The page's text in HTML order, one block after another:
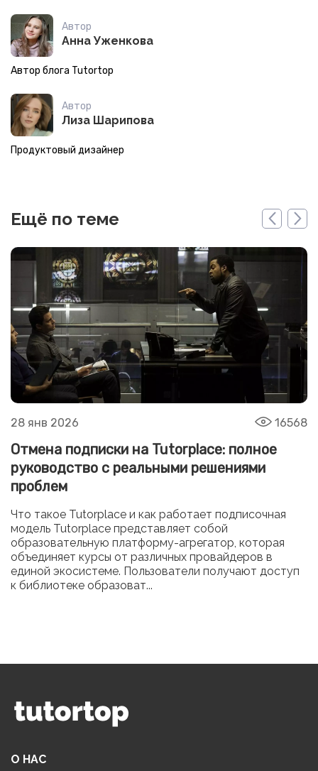
Автор
Анна Уженкова
Автор блога Tutortop
Автор
Лиза Шарипова
Продуктовый дизайнер
Ещё по теме
28 янв 2026 16568
Отмена подписки на Tutorplace: полное
руководство с реальными решениями
проблем
Что такое Tutorplace и как работает подписочная
модель Tutorplace представляет собой
образовательную платформу-агрегатор, которая
объединяет курсы от различных провайдеров в
единой экосистеме. Пользователи получают доступ
к библиотеке образоват...
О НАС